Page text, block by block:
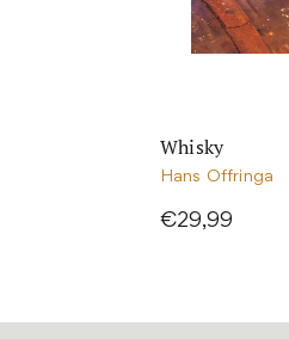
Whisky
Hans Offringa
€29,99